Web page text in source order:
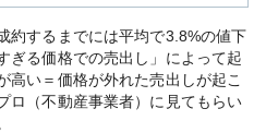
約するまでには平均で3.8%の値下
ぎる価格での売出し」によって起
高い＝価格が外れた売出しが起こ
ロ（不動産事業者）に見てもらい